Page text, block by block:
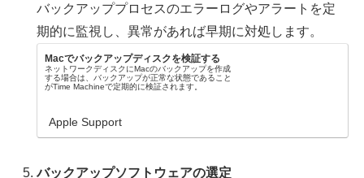
バックアッププロセスのエラーログやアラートを定
期的に監視し、異常があれば早期に対処します。
Macでバックアップディスクを検証する
ネットワークディスクにMacのバックアップを作成
する場合は、バックアップが正常な状態であること
がTime Machineで定期的に検証されます。
Apple Support
バックアップソフトウェアの選定